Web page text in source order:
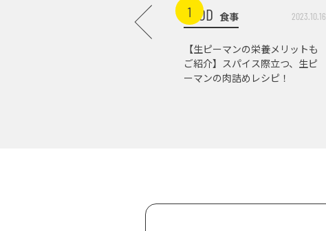
1FOOD 食事 2023.10.16
【生ピーマンの栄養メリットも
ご紹介】スパイス際立つ、生ピ
ーマンの肉詰めレシピ！